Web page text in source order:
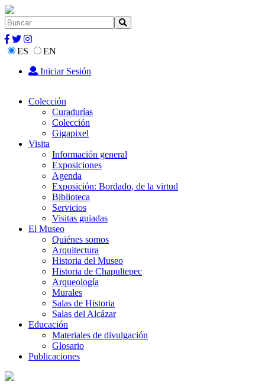
ES
EN
Iniciar Sesión
Colección
Curadurías
Colección
Gigapixel
Visita
Información general
Exposiciones
Agenda
Exposición: Bordado, de la virtud
Biblioteca
Servicios
Visitas guiadas
El Museo
Quiénes somos
Arquitectura
Historia del Museo
Historia de Chapultepec
Arqueología
Murales
Salas de Historia
Salas del Alcázar
Educación
Materiales de divulgación
Glosario
Publicaciones